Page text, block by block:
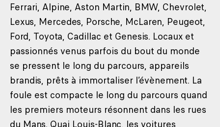
Ferrari, Alpine, Aston Martin, BMW, Chevrolet,
Lexus, Mercedes, Porsche, McLaren, Peugeot,
Ford, Toyota, Cadillac et Genesis. Locaux et
passionnés venus parfois du bout du monde
se pressent le long du parcours, appareils
brandis, prêts à immortaliser l’évènement. La
foule est compacte le long du parcours quand
les premiers moteurs résonnent dans les rues
du Mans. Quai Louis-Blanc, les voitures